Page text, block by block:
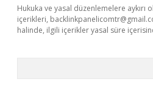
Hukuka ve yasal düzenlemelere aykırı
içerikleri,
halinde, ilgili içerikler yasal süre